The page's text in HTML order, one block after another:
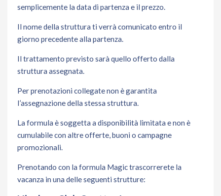
semplicemente la data di partenza e il prezzo.
Il nome della struttura ti verrà comunicato entro il
giorno precedente alla partenza.
Il trattamento previsto sarà quello offerto dalla
struttura assegnata.
Per prenotazioni collegate non è garantita
l’assegnazione della stessa struttura.
La formula è soggetta a disponibilità limitata e non è
cumulabile con altre offerte, buoni o campagne
promozionali.
Prenotando con la formula Magic trascorrerete la
vacanza in una delle seguenti strutture: